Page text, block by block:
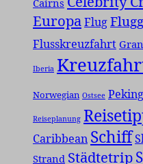
Europa Flug
Flusskreuzfahrt
Iberia
Norwegian Ostsee Peking
Reiseplanung
Caribbean Schiff
Strand Städtetrip